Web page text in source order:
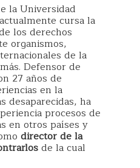
la Universidad
cursa la
los derechos
organismos,
de la
Defensor de
27 años de
en la
desaparecidas, ha
procesos de
en otros países y
director de la
de la cual